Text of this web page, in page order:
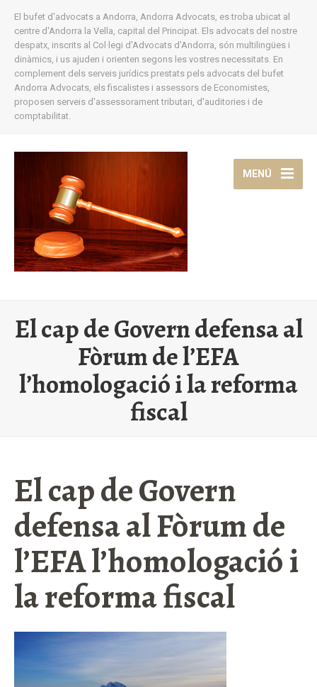
El bufet d'advocats a Andorra, Andorra Advocats, es troba ubicat al
centre d'Andorra la Vella, capital del Principat. Els advocats del nostre
despatx, inscrits al Col·legi d'Advocats d'Andorra, són multilingües i
dinàmics, i us ajuden i orienten segons les vostres necessitats. En
complement dels serveis jurídics prestats pels advocats del bufet
Andorra Advocats, els fiscalistes i assessors de Economistes,
proposen serveis d'assessorament tributari, d'auditories i de
comptabilitat.
MENÚ
El cap de Govern defensa al
Fòrum de l’EFA
l’homologació i la reforma
fiscal
El cap de Govern
defensa al Fòrum de
l’EFA l’homologació i
la reforma fiscal